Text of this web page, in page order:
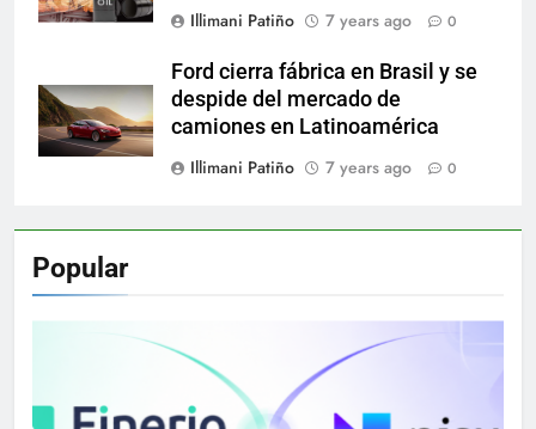
Illimani Patiño
7 years ago 0
Ford cierra fábrica en Brasil y se
despide del mercado de
camiones en Latinoamérica
Illimani Patiño
7 years ago 0
Popular